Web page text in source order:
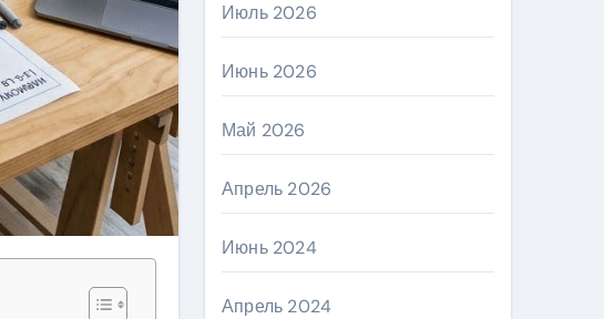
Июль 2026
Июнь 2026
Май 2026
Апрель 2026
Июнь 2024
Апрель 2024